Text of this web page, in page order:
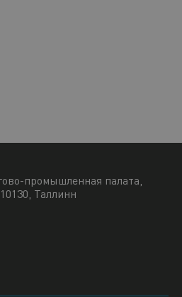
промышленная палата,
Таллинн